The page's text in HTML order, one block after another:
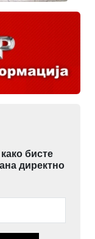
бисте
директно